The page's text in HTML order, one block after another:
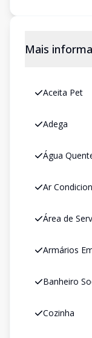
Mais
Aceita Pet
Adega
Água
Ar
Área de
Armários
Banheiro
Cozinha